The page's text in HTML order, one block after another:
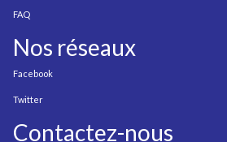
FAQ
Nos réseaux
Facebook
Twitter
Contactez-nous